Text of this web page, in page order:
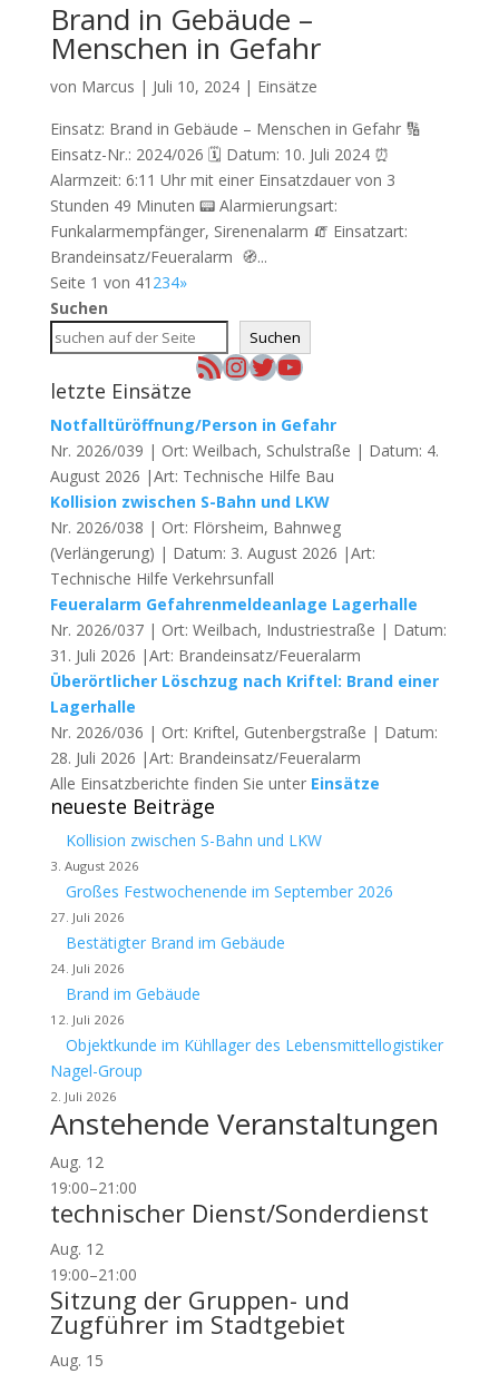
Brand in Gebäude –
Menschen in Gefahr
von Marcus | Juli 10, 2024| Einsätze
Einsatz: Brand in Gebäude – Menschen in Gefahr 🔢
Einsatz-Nr.: 2024/026 🗓 Datum: 10. Juli 2024 ⏰
Alarmzeit: 6:11 Uhr mit einer Einsatzdauer von 3
Stunden 49 Minuten 📟 Alarmierungsart:
Funkalarmempfänger, Sirenenalarm 🧯 Einsatzart:
Brandeinsatz/Feueralarm 🧭...
Seite 1 von 41 234»
Suchen
Suchen
RSS-FeedInstagram
Twitter
YouTube
letzte Einsätze
Notfalltüröffnung/Person in Gefahr
Nr. 2026/039 | Ort: Weilbach, Schulstraße | Datum: 4.
August 2026 |Art: Technische Hilfe Bau
Kollision zwischen S-Bahn und LKW
Nr. 2026/038 | Ort: Flörsheim, Bahnweg
(Verlängerung) | Datum: 3. August 2026 |Art:
Technische Hilfe Verkehrsunfall
Feueralarm Gefahrenmeldeanlage Lagerhalle
Nr. 2026/037 | Ort: Weilbach, Industriestraße | Datum:
31. Juli 2026 |Art: Brandeinsatz/Feueralarm
Überörtlicher Löschzug nach Kriftel: Brand einer
Lagerhalle
Nr. 2026/036 | Ort: Kriftel, Gutenbergstraße | Datum:
28. Juli 2026 |Art: Brandeinsatz/Feueralarm
Alle Einsatzberichte finden Sie unter Einsätze
neueste Beiträge
Kollision zwischen S-Bahn und LKW
3. August 2026
Großes Festwochenende im September 2026
27. Juli 2026
Bestätigter Brand im Gebäude
24. Juli 2026
Brand im Gebäude
12. Juli 2026
Objektkunde im Kühllager des Lebensmittellogistiker
Nagel-Group
2. Juli 2026
Anstehende Veranstaltungen
Aug. 12
19:00–21:00
technischer Dienst/Sonderdienst
Aug. 12
19:00–21:00
Sitzung der Gruppen- und
Zugführer im Stadtgebiet
Aug. 15